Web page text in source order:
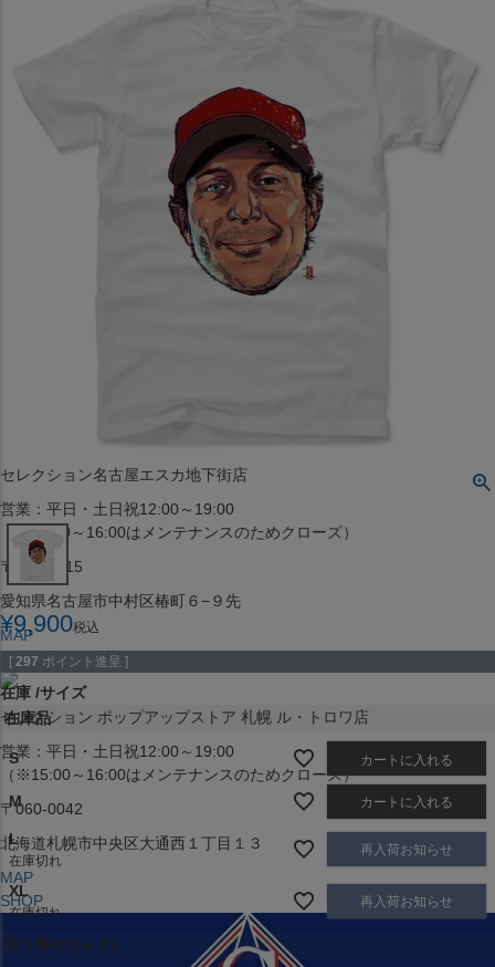
営業：土・日・祝日のみ 12:00-18:00
セレクション名古屋エスカ地下街店
営業：平日・土日祝12:00～19:00
（※15:00～16:00はメンテナンスのためクローズ）
〒453-0015
愛知県名古屋市中村区椿町６−９先
MAP
SHOP
セレクション ポップアップストア 札幌 ル・トロワ店
営業：平日・土日祝12:00～19:00
（※15:00～16:00はメンテナンスのためクローズ）
〒060-0042
北海道札幌市中央区大通西１丁目１３
MAP
SHOP
¥9,900税込
[ 297 ポイント進呈 ]
在庫 サイズ
在庫品
S カートに入れる
M カートに入れる
L
在庫切れ
再入荷お知らせ
XL
在庫切れ
再入荷お知らせ
取り寄せ(3ヶ月)